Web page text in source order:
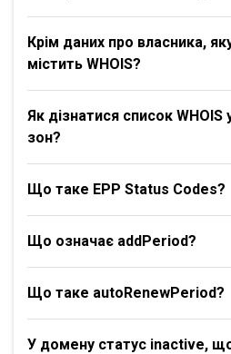
Крім даних про власника,
містить WHOIS?
Як дізнатися список WHOIS
зон?
Що таке EPP Status Codes?
Що означає addPeriod?
Що таке autoRenewPeriod?
У домену статус inactive,